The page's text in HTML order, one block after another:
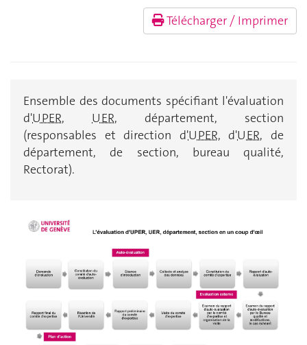
Télécharger / Imprimer
Ensemble des documents spécifiant l'évaluation
d'UPER, UER, département, section
(responsables et direction d'UPER, d'UER, de
département, de section, bureau qualité,
Rectorat).